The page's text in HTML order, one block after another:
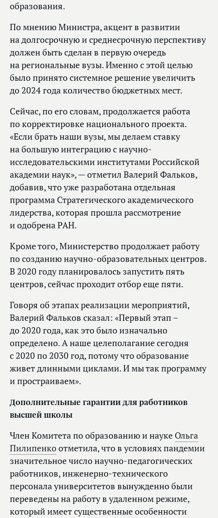
образования.
По мнению Министра, акцент в развитии
на долгосрочную и среднесрочную перспективу
должен быть сделан в первую очередь
на региональные вузы. Именно с этой целью
было принято системное решение увеличить
до 2024 года количество бюджетных мест.
Сейчас, по его словам, продолжается работа
по корректировке национального проекта.
«Если брать наши вузы, мы делаем ставку
на большую интеграцию с научно-
исследовательскими институтами Российской
академии наук», — отметил Валерий Фальков,
добавив, что уже разработана отдельная
программа Стратегического академического
лидерства, которая прошла рассмотрение
и одобрена РАН.
Кроме того, Министерство продолжает работу
по созданию научно-образовательных центров.
В 2020 году планировалось запустить пять
центров, сейчас проходит отбор еще пяти.
Говоря об этапах реализации мероприятий,
Валерий Фальков сказал: «Первый этап –
до 2020 года, как это было изначально
определено. А наше целеполагание сегодня
с 2020 по 2030 год, потому что образование
живет длинными циклами. И мы так программу
и простраиваем».
Дополнительные гарантии для работников
высшей школы
Член Комитета по образованию и науке Ольга
Пилипенкоотметила, что в условиях пандемии
значительное число научно-педагогических
работников, инженерно-технического
персонала университетов вынужденно были
переведены на работу в удаленном режиме,
который имеет существенные особенности